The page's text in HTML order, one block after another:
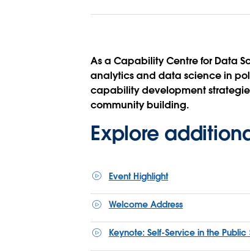
As a Capability Centre for Data
analytics and data science in
capability development
community building.
Explore
Event Highlight
Welcome Address
Keynote: Self-Service in the